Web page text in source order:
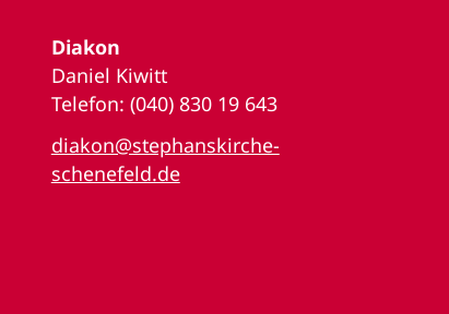
Diakon
Daniel Kiwitt
Telefon: (040) 830 19 643
diakon@stephanskirche-
schenefeld.de